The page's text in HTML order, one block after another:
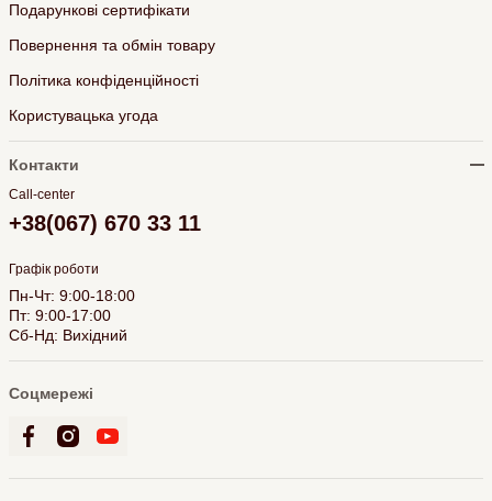
Подарункові сертифікати
Повернення та обмін товару
Політика конфіденційності
Користувацька угода
Контакти
Call-center
+38(067) 670 33 11
Графік роботи
Пн-Чт: 9:00-18:00
Пт: 9:00-17:00
Сб-Нд: Вихідний
Соцмережі